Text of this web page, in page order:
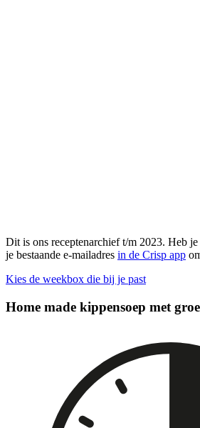
Dit is ons receptenarchief t/m 2023. Heb
je bestaande e-mailadres in de Crisp app
Kies de weekbox die bij je past
Home made kippensoep met